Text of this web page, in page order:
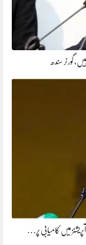
گورنر سندھ
میں کامیابی پر…